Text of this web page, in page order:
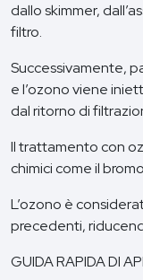
dallo skimmer,
filtro.
Successivamente,
e l’ozono viene
dal ritorno di
Il trattamento con
chimici come il
L’ozono è
precedenti,
GUIDA RAPIDA DI